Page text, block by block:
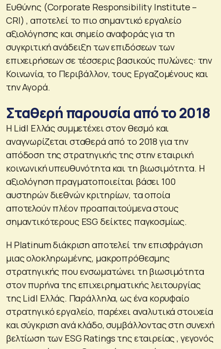
Ευθύνης (Corporate Responsibility Institute –
CRI) , αποτελεί το πιο σημαντικό εργαλείο
αξιολόγησης και σημείο αναφοράς για τη
συγκριτική ανάδειξη των επιδόσεων των
επιχειρήσεων σε τέσσερις βασικούς πυλώνες: την
Κοινωνία, το Περιβάλλον, τους Εργαζομένους και
την Αγορά.
Σταθερή παρουσία από το 2018
Η Lidl Ελλάς συμμετέχει στον θεσμό και
αναγνωρίζεται σταθερά από το 2018 για την
απόδοση της στρατηγικής της στην εταιρική
κοινωνική υπευθυνότητα και τη βιωσιμότητα. Η
αξιολόγηση πραγματοποιείται βάσει 100
αυστηρών διεθνών κριτηρίων, τα οποία
αποτελούν πλέον προαπαιτούμενα στους
σημαντικότερους ESG δείκτες παγκοσμίως.
Η Platinum διάκριση αποτελεί την επισφράγιση
μιας ολοκληρωμένης, μακροπρόθεσμης
στρατηγικής που ενσωματώνει τη βιωσιμότητα
στον πυρήνα της επιχειρηματικής λειτουργίας
της Lidl Ελλάς. Παράλληλα, ως ένα κορυφαίο
στρατηγικό εργαλείο, παρέχει αναλυτικά στοιχεία
και σύγκριση ανά κλάδο, συμβάλλοντας στη συνεχή
βελτίωση των ESG Ratings της εταιρείας , γεγονός